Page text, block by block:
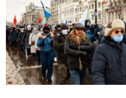
РАСПИСАНИЕ ВЕЩАНИЯ
ПОДПИШИТЕСЬ НА РАССЫЛКУ
СОЦИАЛЬНЫЕ СЕТИ